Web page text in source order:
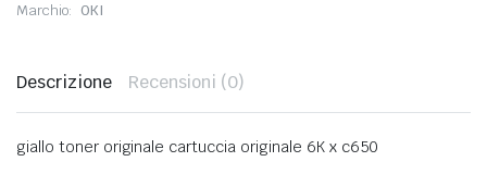
Marchio: OKI
Descrizione Recensioni (0)
giallo toner originale cartuccia originale 6K x c650